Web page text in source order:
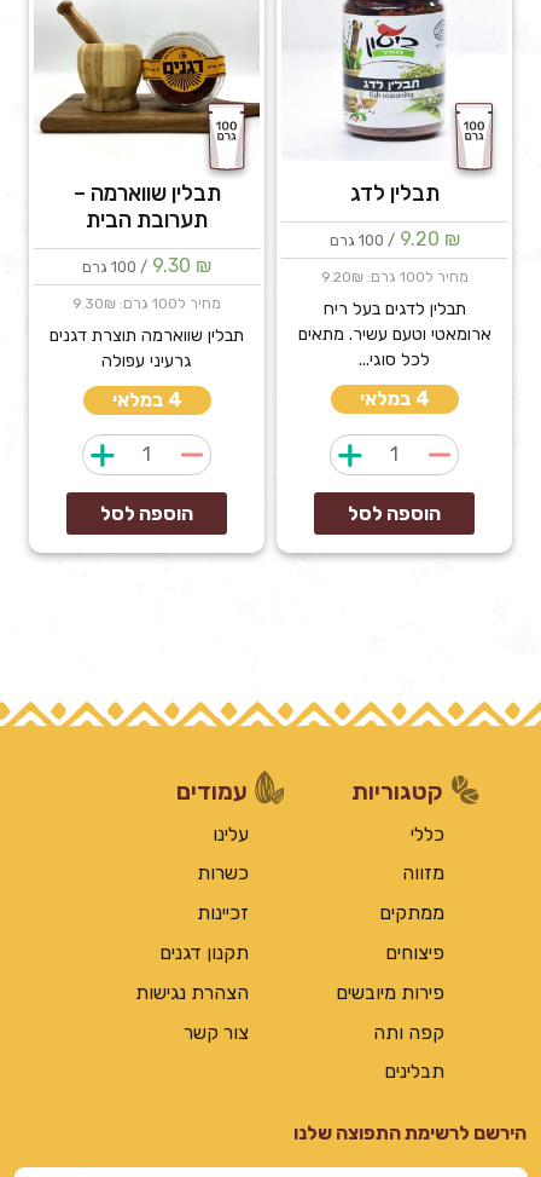
תבלין לדג
9.20 ₪ / 100 גרם
מחיר ל100 גרם: 9.20₪
תבלין לדגים בעל ריח
ארומאטי וטעם עשיר. מתאים
לכל סוגי...
4 במלאי
כמות
של
תבלין
לדג
הוספה לסל
תבלין שווארמה –
תערובת הבית
9.30 ₪ / 100 גרם
מחיר ל100 גרם: 9.30₪
תבלין שווארמה תוצרת דגנים
גרעיני עפולה
4 במלאי
כמות
של
תבלין
שווארמה
-
הוספה לסל
קטגוריות
כללי
מזווה
ממתקים
פיצוחים
פירות מיובשים
קפה ותה
תבלינים
עמודים
עלינו
כשרות
זכיינות
תקנון דגנים
הצהרת נגישות
צור קשר
הירשם לרשימת התפוצה שלנו